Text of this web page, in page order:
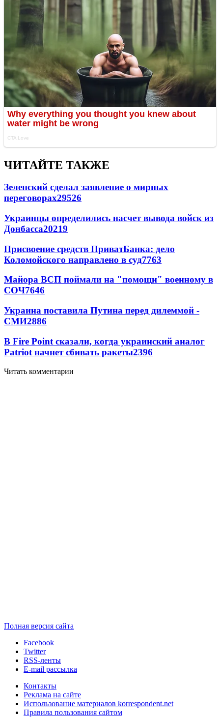
ЧИТАЙТЕ ТАКЖЕ
Зеленский сделал заявление о мирных
переговорах29526
Украинцы определились насчет вывода войск из
Донбасса20219
Присвоение средств ПриватБанка: дело
Коломойского направлено в суд7763
Майора ВСП поймали на "помощи" военному в
СОЧ7646
Украина поставила Путина перед дилеммой -
СМИ2886
В Fire Point сказали, когда украинский аналог
Patriot начнет сбивать ракеты2396
Читать комментарии
Полная версия сайта
Facebook
Twitter
RSS-ленты
E-mail рассылка
Контакты
Реклама на сайте
Использование материалов korrespondent.net
Правила пользования сайтом